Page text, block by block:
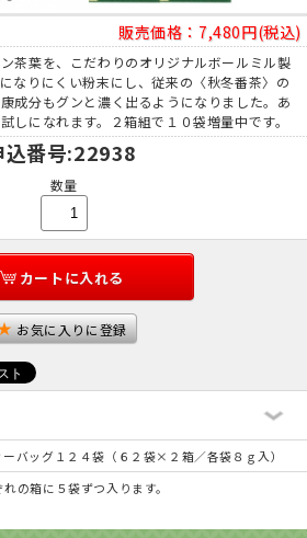
販売価格： 7,480円(税込)
茶葉を、こだわりのオリジナルボールミル製
なりにくい粉末にし、従来の〈秋冬番茶〉の
成分もグンと濃く出るようになりました。あ
しになれます。２箱組で１０袋増量中です。
込番号:22938
数量
カートに入れる
お気に入りに登録
バッグ１２４袋（６２袋×２箱／各袋８ｇ入）
の箱に５袋ずつ入ります。